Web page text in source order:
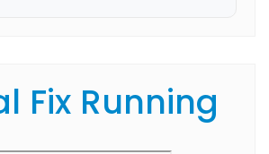
Fix Running